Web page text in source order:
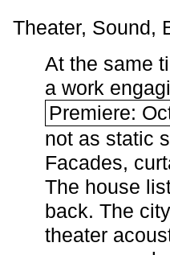
Theater, Sound,
At the same
a work
Premiere:
not as static
Facades,
The house
back. The
theater